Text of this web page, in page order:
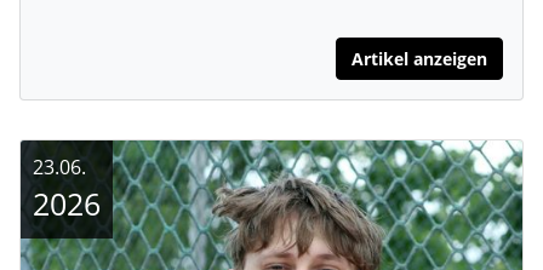
Artikel anzeigen
23.06.
2026